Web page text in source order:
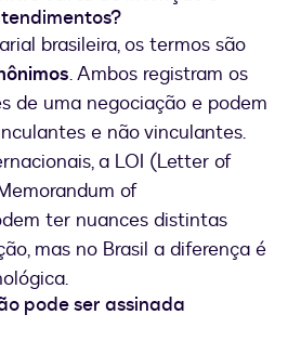
brasileira, os termos são
. Ambos registram os
de uma negociação e podem
e não vinculantes.
a LOI (Letter of
of
ter nuances distintas
mas no Brasil a diferença é
pode ser assinada